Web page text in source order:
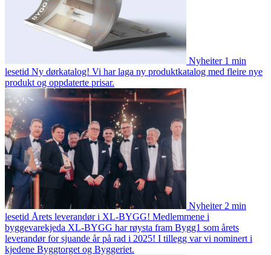
Nyheiter 1 min
lesetid Ny dørkatalog! Vi har laga ny produktkatalog med fleire nye
produkt og oppdaterte prisar.
Nyheiter 2 min
lesetid Årets leverandør i XL-BYGG! Medlemmene i
byggevarekjeda XL-BYGG har røysta fram Bygg1 som årets
leverandør for sjuande år på rad i 2025! I tillegg var vi nominert i
kjedene Byggtorget og Byggeriet.